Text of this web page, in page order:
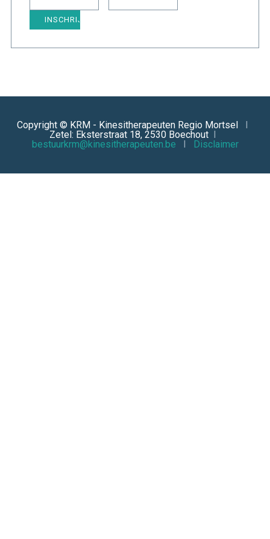
Copyright © KRM - Kinesitherapeuten Regio Mortsel I
Zetel: Eksterstraat 18, 2530 BoechoutI
bestuurkrm@kinesitherapeuten.be I Disclaimer